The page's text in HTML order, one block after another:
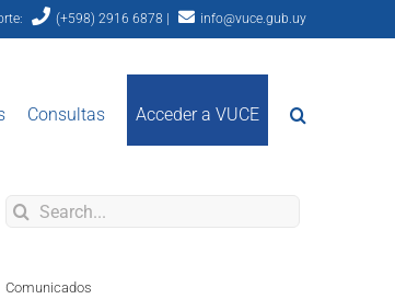
(+598) 2916 6878 | info@vuce.gub.uy
Consultas Acceder a VUCE
Search
Comunicados